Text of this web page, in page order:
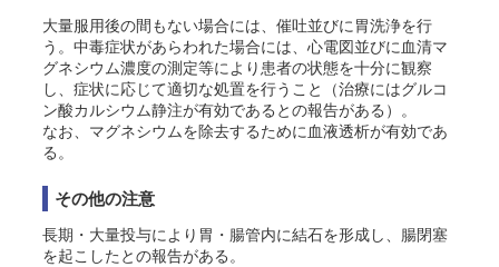
大量服用後の間もない場合には、催吐並びに胃洗浄を行
う。中毒症状があらわれた場合には、心電図並びに血清マ
グネシウム濃度の測定等により患者の状態を十分に観察
し、症状に応じて適切な処置を行うこと（治療にはグルコ
ン酸カルシウム静注が有効であるとの報告がある）。
なお、マグネシウムを除去するために血液透析が有効であ
る。
その他の注意
長期・大量投与により胃・腸管内に結石を形成し、腸閉塞
を起こしたとの報告がある。